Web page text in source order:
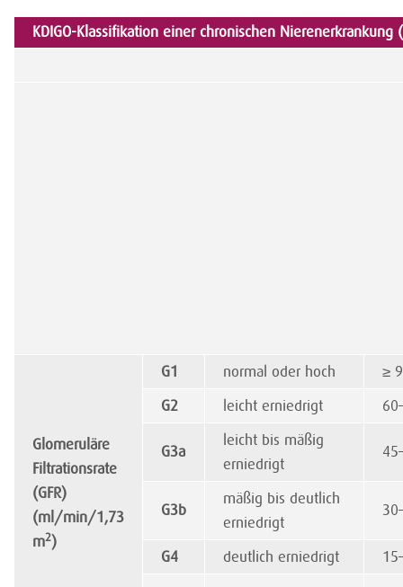
KDIGO-Klassifikation einer chronischen Nierenerkrankung
Glomeruläre
Filtrationsrate
(GFR)
(ml/min/1,73
m2)
G1 normal oder hoch
≥
G2
leicht erniedrigt
G3a
leicht bis mäßig
erniedrigt
G3b
mäßig bis deutlich
erniedrigt
G4 deutlich erniedrigt